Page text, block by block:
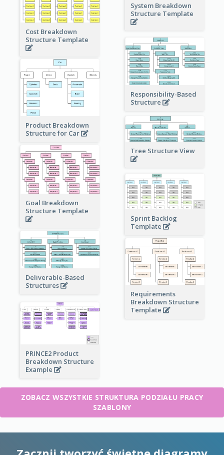
System Breakdown
Structure Template
Cost Breakdown
Structure Template
Responsibility-Based
Structure
Product Breakdown
Structure for Car
Tree Structure View
Goal Breakdown
Structure Template
Sprint Backlog
Template
Deliverable-Based
Structures
Requirements
Breakdown Structure
Template
PRINCE2 Product
Breakdown Structure
Example
ZOBACZ WSZYSTKIE STRUKTURA PODZIAŁU PRACY
SZABLONY